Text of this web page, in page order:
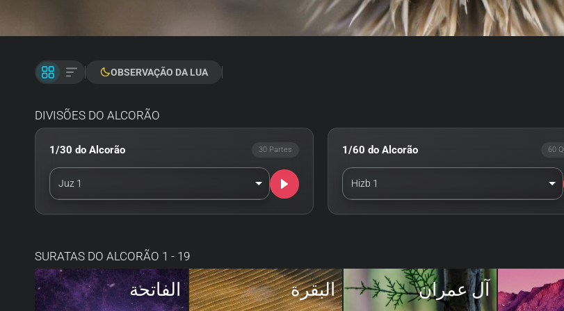
OBSERVAÇÃO DA LUA
DIVISÕES DO ALCORÃO
1/30 do Alcorão 30 Partes
Juz 1
1/60 do Alcorão 60
Hizb 1
SURATAS DO ALCORÃO 1 - 19
الفاتحة البقرة آل عمران